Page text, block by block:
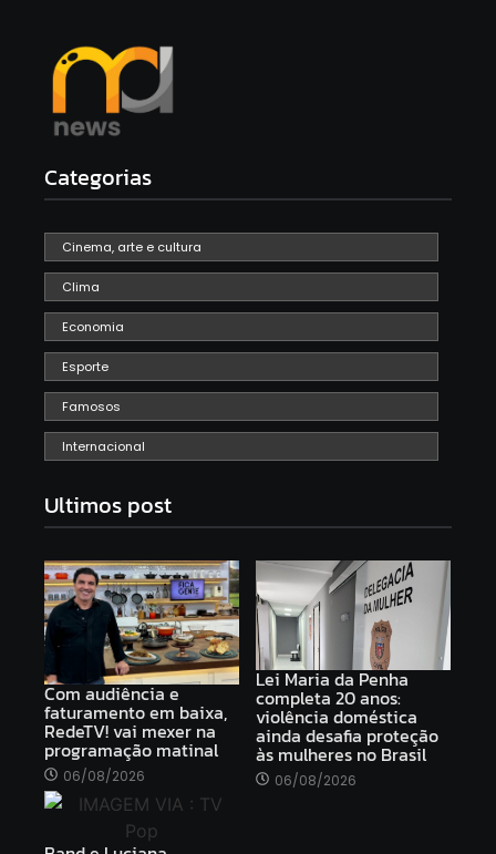
Categorias
Cinema, arte e cultura
Clima
Economia
Esporte
Famosos
Internacional
Ultimos post
Com audiência e
faturamento em baixa,
RedeTV! vai mexer na
programação matinal
06/08/2026
Lei Maria da Penha
completa 20 anos:
violência doméstica
ainda desafia proteção
às mulheres no Brasil
06/08/2026